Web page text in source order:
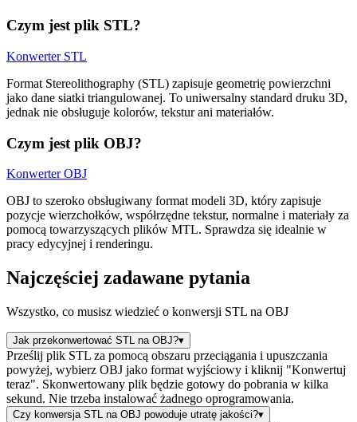
Czym jest plik STL?
Konwerter STL
Format Stereolithography (STL) zapisuje geometrię powierzchni
jako dane siatki triangulowanej. To uniwersalny standard druku 3D,
jednak nie obsługuje kolorów, tekstur ani materiałów.
Czym jest plik OBJ?
Konwerter OBJ
OBJ to szeroko obsługiwany format modeli 3D, który zapisuje
pozycje wierzchołków, współrzędne tekstur, normalne i materiały za
pomocą towarzyszących plików MTL. Sprawdza się idealnie w
pracy edycyjnej i renderingu.
Najczęściej zadawane pytania
Wszystko, co musisz wiedzieć o konwersji STL na OBJ
Jak przekonwertować STL na OBJ?▾
Prześlij plik STL za pomocą obszaru przeciągania i upuszczania
powyżej, wybierz OBJ jako format wyjściowy i kliknij "Konwertuj
teraz". Skonwertowany plik będzie gotowy do pobrania w kilka
sekund. Nie trzeba instalować żadnego oprogramowania.
Czy konwersja STL na OBJ powoduje utratę jakości?▾